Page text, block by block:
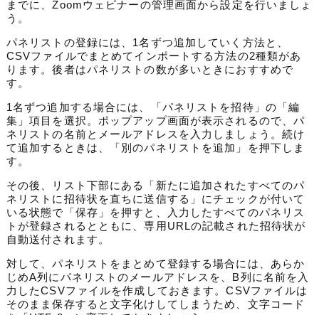
までに、Zoomウェビナーの管理画面から設定を行いましょ
う 。
パネリストの登録には、1名ずつ追加していく方法と、
CSVファイルでまとめてインポートする方法の2種類があ
ります。後者はパネリストの数が多いときにおすすめで
す。
1名ずつ追加する場合には、
「パネリストを招待」の「編
集」項目を選択。ポップアップ画面が表示されるので、パ
ネリストの名前とメールアドレスを入力 しましょう。続け
て追加するときは、「別のパネリストを追加」を押下しま
す。
その後、リスト下部にある「新たに追加されたすべてのパ
ネリストに招待状を直ちに送信する」にチェックが付いて
いる状態で「保存」を押すと、入力したすべてのパネリス
トが登録されるとともに、専用URLの記載された招待状が
自動送付されます。
対して、パネリストをまとめて登録する場合には、あらか
じめA列にパネリストのメールアドレスを、B列に名前を入
力したCSVファイルを作成しておきます。CSVファイルは
そのまま保存すると文字化けしてしまうため、文字コード